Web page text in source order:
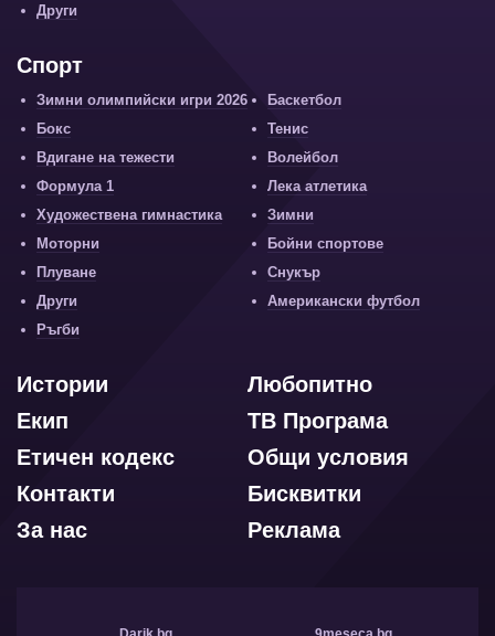
Други
Спорт
Зимни олимпийски игри 2026
Баскетбол
Бокс
Тенис
Вдигане на тежести
Волейбол
Формула 1
Лека атлетика
Художествена гимнастика
Зимни
Моторни
Бойни спортове
Плуване
Снукър
Други
Американски футбол
Ръгби
Любопитно
Истории
ТВ Програма
Екип
Общи условия
Етичен кодекс
Бисквитки
Контакти
Реклама
За нас